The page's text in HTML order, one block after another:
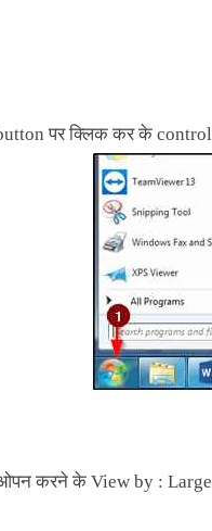
पर क्लिक कर के
करने के View by :